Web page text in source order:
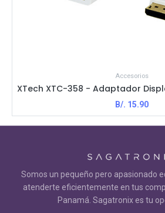
Accesorios
B/. 15.90
Somos un pequeño pero apasionado
atenderte eficientemente en tus
Panamá. Sagatronix es tu